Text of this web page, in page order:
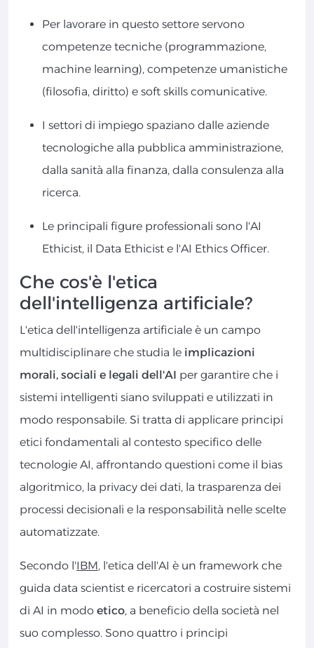
Per lavorare in questo settore servono
competenze tecniche (programmazione,
machine learning), competenze umanistiche
(filosofia, diritto) e soft skills comunicative.
I settori di impiego spaziano dalle aziende
tecnologiche alla pubblica amministrazione,
dalla sanità alla finanza, dalla consulenza alla
ricerca.
Le principali figure professionali sono l'AI
Ethicist, il Data Ethicist e l'AI Ethics Officer.
Che cos'è l'etica
dell'intelligenza artificiale?
L'etica dell'intelligenza artificiale è un campo
multidisciplinare che studia le implicazioni
morali, sociali e legali dell'AI per garantire che i
sistemi intelligenti siano sviluppati e utilizzati in
modo responsabile. Si tratta di applicare principi
etici fondamentali al contesto specifico delle
tecnologie AI, affrontando questioni come il bias
algoritmico, la privacy dei dati, la trasparenza dei
processi decisionali e la responsabilità nelle scelte
automatizzate.
Secondo l'IBM, l'etica dell'AI è un framework che
guida data scientist e ricercatori a costruire sistemi
di AI in modo etico, a beneficio della società nel
suo complesso. Sono quattro i principi